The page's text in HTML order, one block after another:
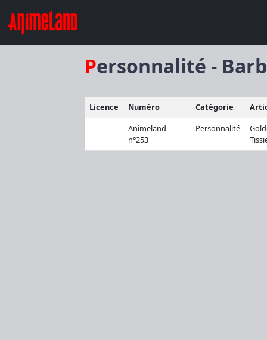
Personnalité -
Licence Numéro Catégorie
Animeland
n°253
Personnalité